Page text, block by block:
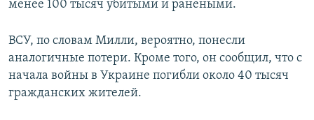
менее 100 тысяч убитыми и ранеными.
ВСУ, по словам Милли, вероятно, понесли
аналогичные потери. Кроме того, он сообщил, что с
начала войны в Украине погибли около 40 тысяч
гражданских жителей.